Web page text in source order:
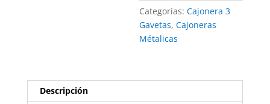
Categorías:Cajonera 3
Gavetas,Cajoneras
Métalicas
Descripción